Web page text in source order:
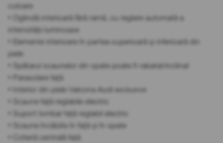
culoare
• Oglindă interioară fără ramă, cu reglare automată a
intensității luminoase
• Elemente interioare în partea superioară și inferioară din
piele
• Spătarul scaunelor din spate poate fi rabatat/inclinat
• Parasolare față
• Interior din piele Valcona Audi exclusive
• Scaune față reglabile electric
• Suport lombar față reglabil electric
• Scaune încălzite în față și în spate
• Cotieră centrală față